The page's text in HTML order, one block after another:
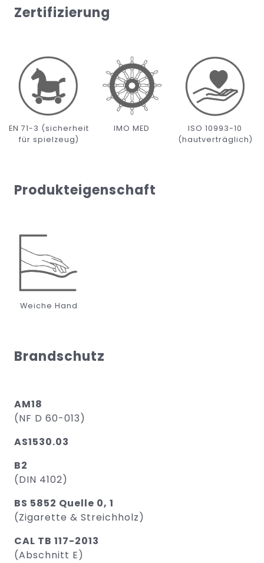
Zertifizierung
EN 71-3 (sicherheit
für spielzeug)
IMO MED
ISO 10993-10
(hautverträglich)
Produkteigenschaft
Weiche Hand
Brandschutz
AM18
(NF D 60-013)
AS1530.03
B2
(DIN 4102)
BS 5852 Quelle 0, 1
(Zigarette & Streichholz)
CAL TB 117-2013
(Abschnitt E)